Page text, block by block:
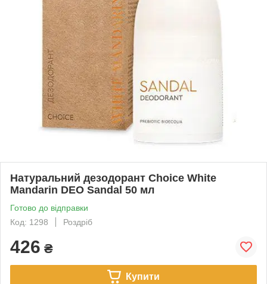
Натуральний дезодорант Choice White
Mandarin DEO Sandal 50 мл
Готово до відправки
Код: 1298
Роздріб
426 ₴
Купити